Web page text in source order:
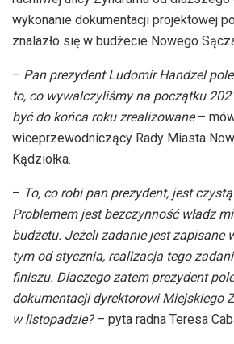
wykonanie dokumentacji projektowej
znalazło się w budżecie Nowego
– Pan prezydent Ludomir Handzel
to, co wywalczyliśmy na początku
być do końca roku zrealizowane–
wiceprzewodniczący Rady Miasta
Kądziołka.
– To, co robi pan prezydent, jest
Problemem jest bezczynność władz
budżetu. Jeżeli zadanie jest zapisane
tym od stycznia, realizacja tego
finiszu. Dlaczego zatem prezydent
dokumentacji dyrektorowi Miejskiego
w listopadzie?– pyta radna Teresa